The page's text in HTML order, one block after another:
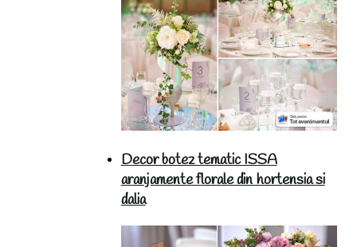
Decor botez tematic ISSA
aranjamente florale din hortensia si
dalia